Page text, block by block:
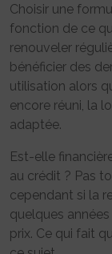
Choisir une
fonction de ce
renouveler
bénéficier des
utilisation alors
encore réuni, la
adaptée.
Est-elle
au crédit ? Pas
cependant si la
quelques
prix. Ce qui fait